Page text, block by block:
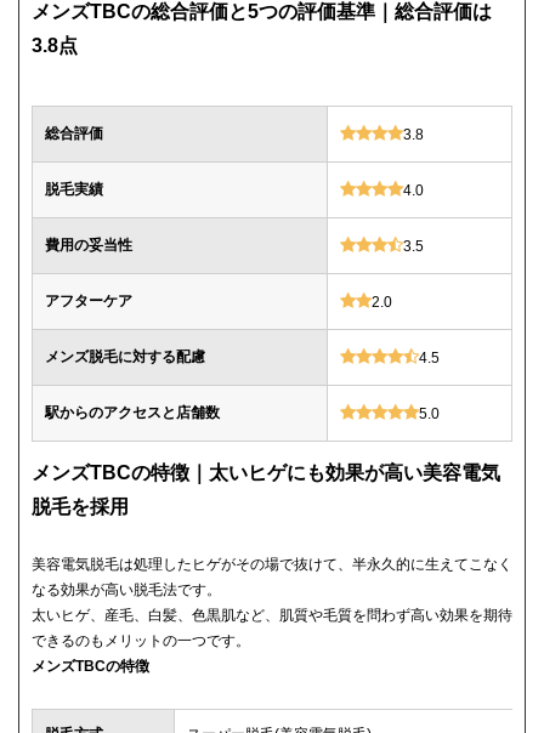
メンズTBCの総合評価と5つの評価基準｜総合評価は
3.8点
総合評価 3.8
脱毛実績 4.0
費用の妥当性 3.5
アフターケア 2.0
メンズ脱毛に対する配慮 4.5
駅からのアクセスと店舗数 5.0
メンズTBCの特徴｜太いヒゲにも効果が高い美容電気
脱毛を採用
美容電気脱毛は処理したヒゲがその場で抜けて、半永久的に生えてこなく
なる効果が高い脱毛法です。
太いヒゲ、産毛、白髪、色黒肌など、肌質や毛質を問わず高い効果を期待
できるのもメリットの一つです。
メンズTBCの特徴